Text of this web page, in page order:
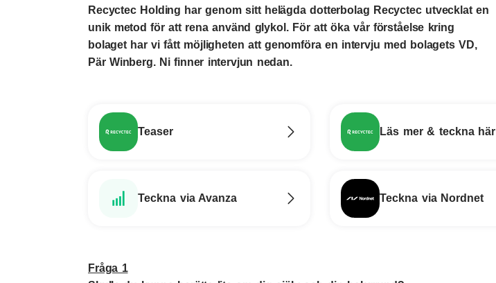
Recyctec Holding har genom sitt helägda dotterbolag Recyctec utvecklat en
unik metod för att rena använd glykol. För att öka vår förståelse kring
bolaget har vi fått möjligheten att genomföra en intervju med bolagets VD,
Pär Winberg. Ni finner intervjun nedan.
Teaser Läs mer & teckna här
Teckna via Avanza Teckna via Nordnet
Fråga 1